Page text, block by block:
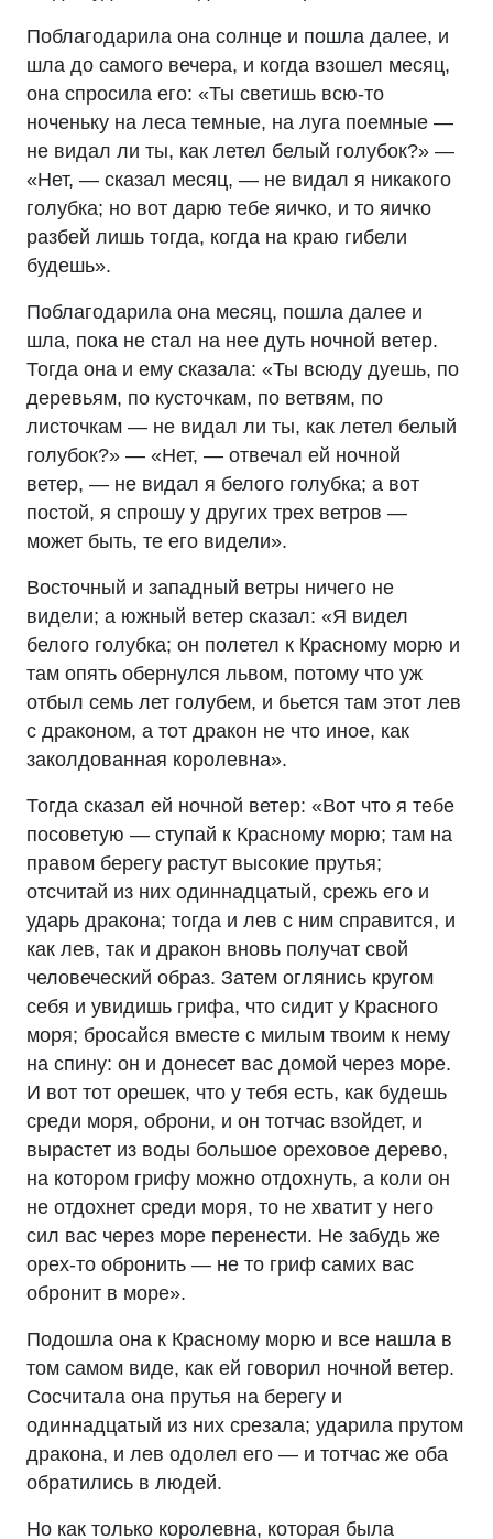
Поблагодарила она солнце и пошла далее, и
шла до самого вечера, и когда взошел месяц,
она спросила его: «Ты светишь всю-то
ноченьку на леса темные, на луга поемные —
не видал ли ты, как летел белый голубок?» —
«Нет, — сказал месяц, — не видал я никакого
голубка; но вот дарю тебе яичко, и то яичко
разбей лишь тогда, когда на краю гибели
будешь».
Поблагодарила она месяц, пошла далее и
шла, пока не стал на нее дуть ночной ветер.
Тогда она и ему сказала: «Ты всюду дуешь, по
деревьям, по кусточкам, по ветвям, по
листочкам — не видал ли ты, как летел белый
голубок?» — «Нет, — отвечал ей ночной
ветер, — не видал я белого голубка; а вот
постой, я спрошу у других трех ветров —
может быть, те его видели».
Восточный и западный ветры ничего не
видели; а южный ветер сказал: «Я видел
белого голубка; он полетел к Красному морю и
там опять обернулся львом, потому что уж
отбыл семь лет голубем, и бьется там этот лев
с драконом, а тот дракон не что иное, как
заколдованная королевна».
Тогда сказал ей ночной ветер: «Вот что я тебе
посоветую — ступай к Красному морю; там на
правом берегу растут высокие прутья;
отсчитай из них одиннадцатый, срежь его и
ударь дракона; тогда и лев с ним справится, и
как лев, так и дракон вновь получат свой
человеческий образ. Затем оглянись кругом
себя и увидишь грифа, что сидит у Красного
моря; бросайся вместе с милым твоим к нему
на спину: он и донесет вас домой через море.
И вот тот орешек, что у тебя есть, как будешь
среди моря, оброни, и он тотчас взойдет, и
вырастет из воды большое ореховое дерево,
на котором грифу можно отдохнуть, а коли он
не отдохнет среди моря, то не хватит у него
сил вас через море перенести. Не забудь же
орех-то обронить — не то гриф самих вас
обронит в море».
Подошла она к Красному морю и все нашла в
том самом виде, как ей говорил ночной ветер.
Сосчитала она прутья на берегу и
одиннадцатый из них срезала; ударила прутом
дракона, и лев одолел его — и тотчас же оба
обратились в людей.
Но как только королевна, которая была